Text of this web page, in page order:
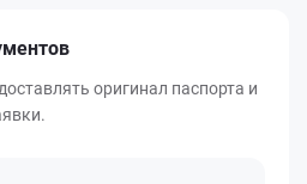
оригинал паспорта и